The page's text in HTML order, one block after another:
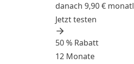
danach 9,90 €
Jetzt testen
50 % Rabatt
12 Monate